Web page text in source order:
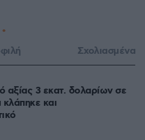
Σχολιασμένα
αξίας 3 εκατ. δολαρίων σε
και